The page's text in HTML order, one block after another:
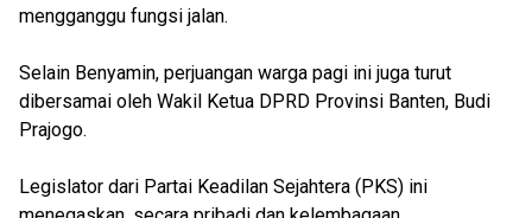
mengganggu fungsi jalan.
Selain Benyamin, perjuangan warga pagi ini juga turut
dibersamai oleh Wakil Ketua DPRD Provinsi Banten, Budi
Prajogo.
Legislator dari Partai Keadilan Sejahtera (PKS) ini